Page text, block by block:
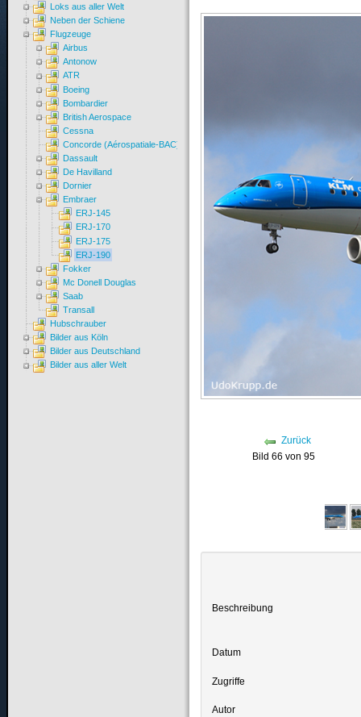
Zurück
Bild 66 von 95
Beschreibung
Datum
Zugriffe
Autor
Loks aus aller Welt
Neben der Schiene
Flugzeuge
Airbus
Antonow
ATR
Boeing
Bombardier
British Aerospace
Cessna
Concorde (Aérospatiale-BAC)
Dassault
De Havilland
Dornier
Embraer
ERJ-145
ERJ-170
ERJ-175
ERJ-190
Fokker
Mc Donell Douglas
Saab
Transall
Hubschrauber
Bilder aus Köln
Bilder aus Deutschland
Bilder aus aller Welt